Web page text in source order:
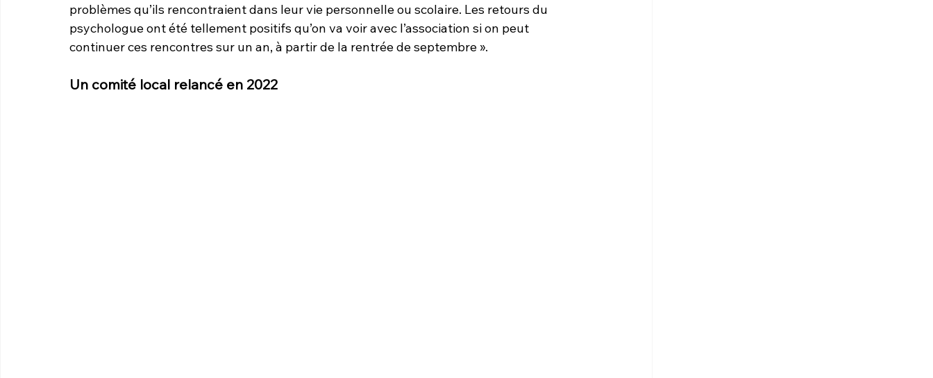
problèmes qu’ils rencontraient dans leur vie personnelle ou scolaire. Les retours du
psychologue ont été tellement positifs qu’on va voir avec l’association si on peut
continuer ces rencontres sur un an, à partir de la rentrée de septembre ».
Un comité local relancé en 2022